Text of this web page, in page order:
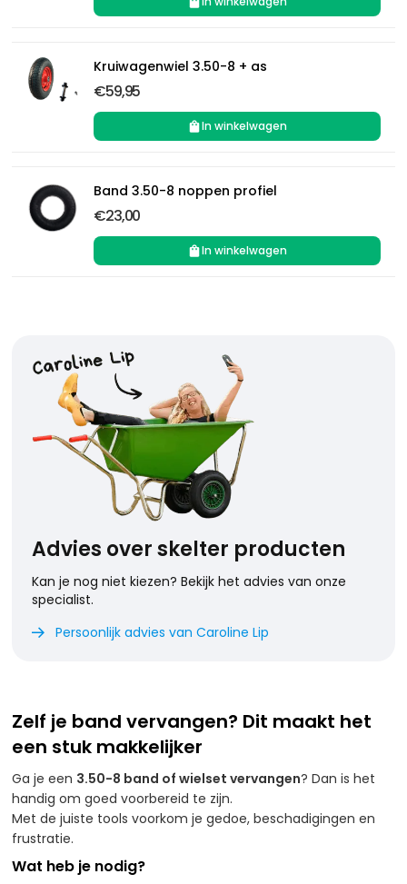
Kruiwagenwiel 3.50-8 + as
€59,95
In winkelwagen
Band 3.50-8 noppen profiel
€23,00
In winkelwagen
Advies over skelter producten
Kan je nog niet kiezen? Bekijk het advies van onze
specialist.
 Persoonlijk advies van Caroline Lip
Zelf je band vervangen? Dit maakt het
een stuk makkelijker
Ga je een 3.50-8 band of wielset vervangen? Dan is het
handig om goed voorbereid te zijn.
Met de juiste tools voorkom je gedoe, beschadigingen en
frustratie.
Wat heb je nodig?